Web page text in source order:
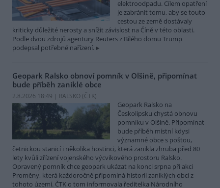
elektroodpadu. Cílem opatření
je zabránit tomu, aby se touto
cestou ze země dostávaly
kriticky důležité nerosty a snížit závislost na Číně v této oblasti.
Podle dvou zdrojů agentury Reuters z Bílého domu Trump
podepsal potřebné nařízení.
Geopark Ralsko obnoví pomník v Olšině, připomínat
bude příběh zaniklé obce
2.8.2026 18:49 | RALSKO (ČTK)
Geopark Ralsko na
Českolipsku chystá obnovu
pomníku v Olšině. Připomínat
bude příběh místní kdysi
významné obce s poštou,
četnickou stanicí i několika hostinci, která zanikla zhruba před 80
lety kvůli zřízení vojenského výcvikového prostoru Ralsko.
Opravený pomník chce geopark ukázat na konci srpna při akci
Proměny, která každoročně připomíná historii zaniklých obcí z
tohoto území. ČTK o tom informovala ředitelka Národního